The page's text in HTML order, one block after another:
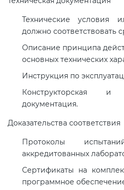
Технические условия
должно соответствовать
Описание принципа
основных технических
Инструкция по
Конструкторская и
документация.
Доказательства соответствия
Протоколы
аккредитованных
Сертификаты на
программное